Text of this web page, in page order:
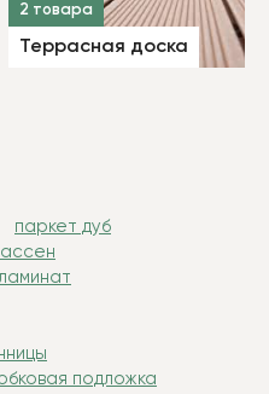
2 товара
Террасная доска
паркет дуб
подложка